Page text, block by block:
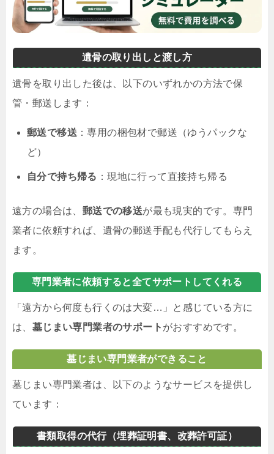
遺骨の取り出しと渡し方
遺骨を取り出した後は、以下のいずれかの方法で保
管・郵送します：
郵送で移送 ：専用の梱包材で郵送（ゆうパックな
ど）
自分で持ち帰る ：現地に行って直接持ち帰る
遠方の場合は、 郵送での移送が最も現実的です。専門
業者に依頼すれば、遺骨の郵送手配も代行してもらえ
ます。
専門業者に依頼すると全てサポートしてくれる
「遠方から何度も行くのは大変…」と感じている方に
は、 墓じまい専門業者のサポート がおすすめです。
墓じまい専門業者ができること
墓じまい専門業者は、以下のようなサービスを提供し
ています：
書類取得の代行（埋葬証明書、改葬許可証）